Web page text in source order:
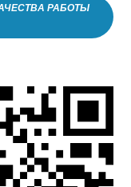
РАБОТЫ